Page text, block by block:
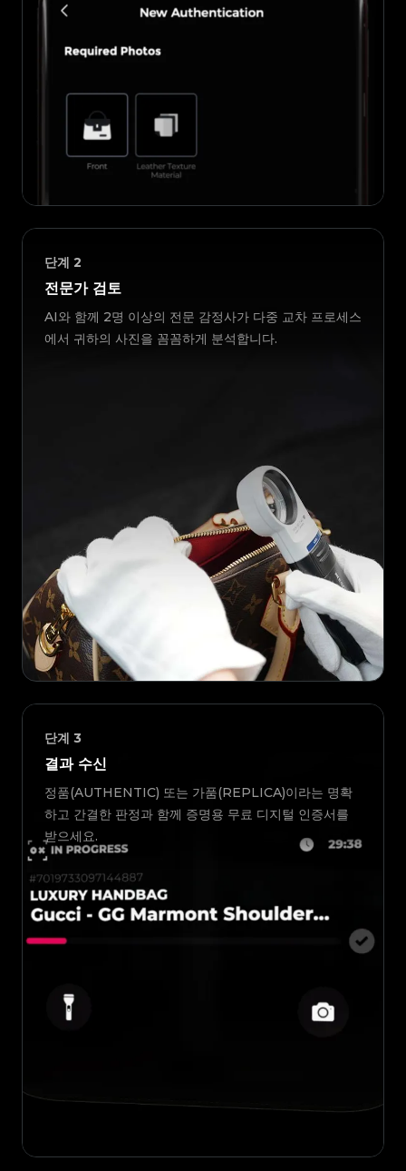
단계 2
전문가 검토
AI와 함께 2명 이상의 전문 감정사가 다중 교차 프로세스
에서 귀하의 사진을 꼼꼼하게 분석합니다.
단계 3
결과 수신
정품(AUTHENTIC) 또는 가품(REPLICA)이라는 명확
하고 간결한 판정과 함께 증명용 무료 디지털 인증서를
받으세요.